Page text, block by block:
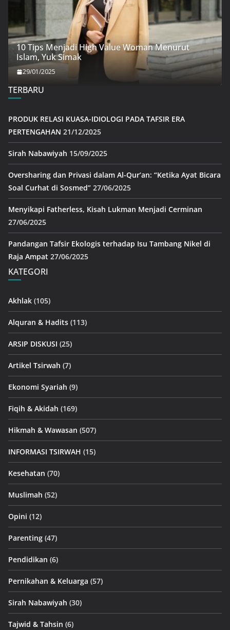
10 Tips Menjadi High Value Woman Menurut
Islam, Yuk Simak
29/01/2025
TERBARU
PRODUK RELASI KUASA-IDIOLOGI PADA TAFSIR ERA
PERTENGAHAN 21/12/2025
Sirah Nabawiyah 15/09/2025
Oversharing dan Privasi dalam Al-Qur’an: “Ketika Ayat Bicara
Soal Curhat di Sosmed” 27/06/2025
Menyikapi Fatherless, Kisah Lukman Menjadi Cerminan
27/06/2025
Pandangan Tafsir Ekologis terhadap Isu Tambang Nikel di
Raja Ampat 27/06/2025
KATEGORI
Akhlak (105)
Alquran & Hadits (113)
ARSIP DISKUSI (25)
Artikel Tsirwah (7)
Ekonomi Syariah (9)
Fiqih & Akidah (169)
Hikmah & Wawasan (507)
INFORMASI TSIRWAH (15)
Kesehatan (70)
Muslimah (52)
Opini (12)
Parenting (47)
Pendidikan (6)
Pernikahan & Keluarga (57)
Sirah Nabawiyah (30)
Tajwid & Tahsin (6)